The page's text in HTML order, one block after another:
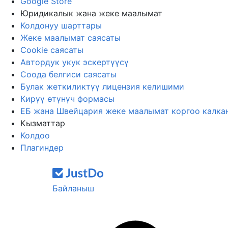
Юридикалык жана жеке маалымат
Колдонуу шарттары
Жеке маалымат саясаты
Cookie саясаты
Автордук укук эскертүүсү
Соода белгиси саясаты
Булак жеткиликтүү лицензия келишими
Кирүү өтүнүч формасы
ЕБ жана Швейцария жеке маалымат коргоо
Кызматтар
Колдоо
Плагиндер
Байланыш